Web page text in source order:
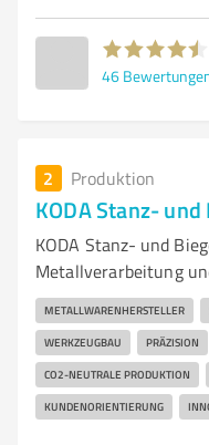
46
2 Produktion
KODA Stanz-
KODA Stanz- und
Metallverarbeitung
METALLWARENHERSTELLER
WERKZEUGBAU PRÄZISION
CO2-NEUTRALE PRODUKTION
KUNDENORIENTIERUNG